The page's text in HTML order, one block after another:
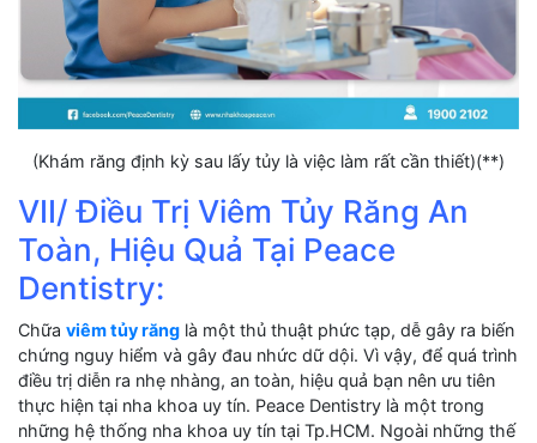
(Khám răng định kỳ sau lấy tủy là việc làm rất cần thiết)(**)
VII/ Điều Trị Viêm Tủy Răng An
Toàn, Hiệu Quả Tại Peace
Dentistry:
Chữa viêm tủy răng là một thủ thuật phức tạp, dễ gây ra biến
chứng nguy hiểm và gây đau nhức dữ dội. Vì vậy, để quá trình
điều trị diễn ra nhẹ nhàng, an toàn, hiệu quả bạn nên ưu tiên
thực hiện tại nha khoa uy tín. Peace Dentistry là một trong
những hệ thống nha khoa uy tín tại Tp.HCM. Ngoài những thế